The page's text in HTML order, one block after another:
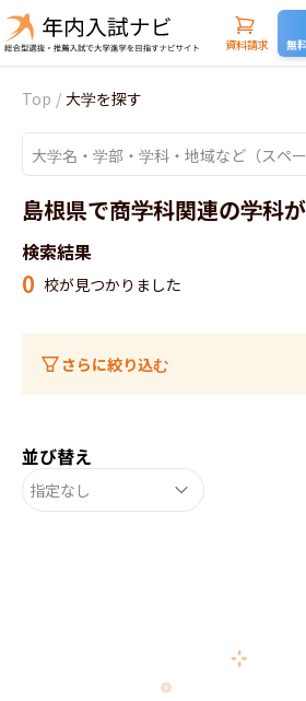
資料請求 無
Top / 大学を探す
島根県で商学科関連の学科
検索結果
0 校が見つかりました
さらに絞り込む
並び替え
指定なし